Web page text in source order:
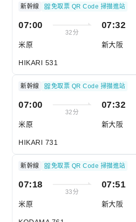
新幹線 免取票 QR Code 掃描進站
07:00
32分
米原
07:32
新大阪
HIKARI 531
新幹線 免取票 QR Code 掃描進站
07:00
32分
米原
07:32
新大阪
HIKARI 731
新幹線 免取票 QR Code 掃描進站
07:18
33分
米原
07:51
新大阪